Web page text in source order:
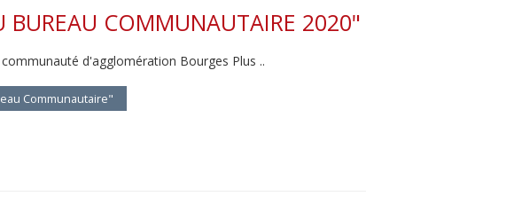
BUREAU COMMUNAUTAIRE 2020"
d'agglomération Bourges Plus ..
Communautaire"